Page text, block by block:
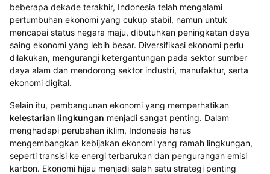
beberapa dekade terakhir, Indonesia telah mengalami
pertumbuhan ekonomi yang cukup stabil, namun untuk
mencapai status negara maju, dibutuhkan peningkatan daya
saing ekonomi yang lebih besar. Diversifikasi ekonomi perlu
dilakukan, mengurangi ketergantungan pada sektor sumber
daya alam dan mendorong sektor industri, manufaktur, serta
ekonomi digital.
Selain itu, pembangunan ekonomi yang memperhatikan
kelestarian lingkungan menjadi sangat penting. Dalam
menghadapi perubahan iklim, Indonesia harus
mengembangkan kebijakan ekonomi yang ramah lingkungan,
seperti transisi ke energi terbarukan dan pengurangan emisi
karbon. Ekonomi hijau menjadi salah satu strategi penting